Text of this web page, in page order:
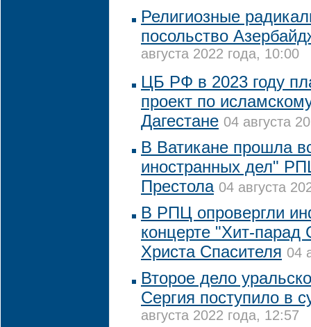
Религиозные
посольство
августа 2022 года, 10:00
ЦБ РФ в 2023 году
проект по
Дагестане 04 августа
В Ватикане прошла
иностранных дел"
Престола 04 августа
В РПЦ опровергли
концерте "Хит-
Христа Спасителя 04
Второе дело
Сергия поступило в
августа 2022 года, 12:57